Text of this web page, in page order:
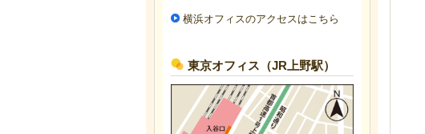
横浜オフィスのアクセスはこちら
東京オフィス（JR上野駅）